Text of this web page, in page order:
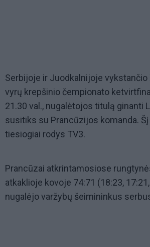
Serbijoje ir Juodkalnijoje vykstančio
vyrų krepšinio čempionato
21.30 val., nugalėtojos titulą ginanti
susitiks su Prancūzijos komanda.
tiesiogiai rodys TV3.
Prancūzai atkrintamosiose
atkaklioje kovoje 74:71 (18:23,
nugalėjo varžybų šeimininkus